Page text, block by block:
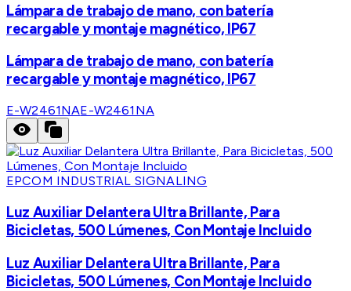
Lámpara de trabajo de mano, con batería
recargable y montaje magnético, IP67
Lámpara de trabajo de mano, con batería
recargable y montaje magnético, IP67
E-W2461NAE-W2461NA
EPCOM INDUSTRIAL SIGNALING
Luz Auxiliar Delantera Ultra Brillante, Para
Bicicletas, 500 Lúmenes, Con Montaje Incluido
Luz Auxiliar Delantera Ultra Brillante, Para
Bicicletas, 500 Lúmenes, Con Montaje Incluido